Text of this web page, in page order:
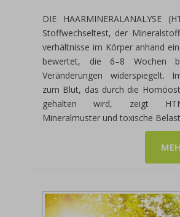
DIE HAARMINERALANALYSE
Stoffwechseltest, der
verhältnisse im Körper anhand
bewertet, die 6–8 Wochen
Veränderungen widerspiegelt.
zum Blut, das durch die
gehalten wird, zeigt
Mineralmuster und toxische